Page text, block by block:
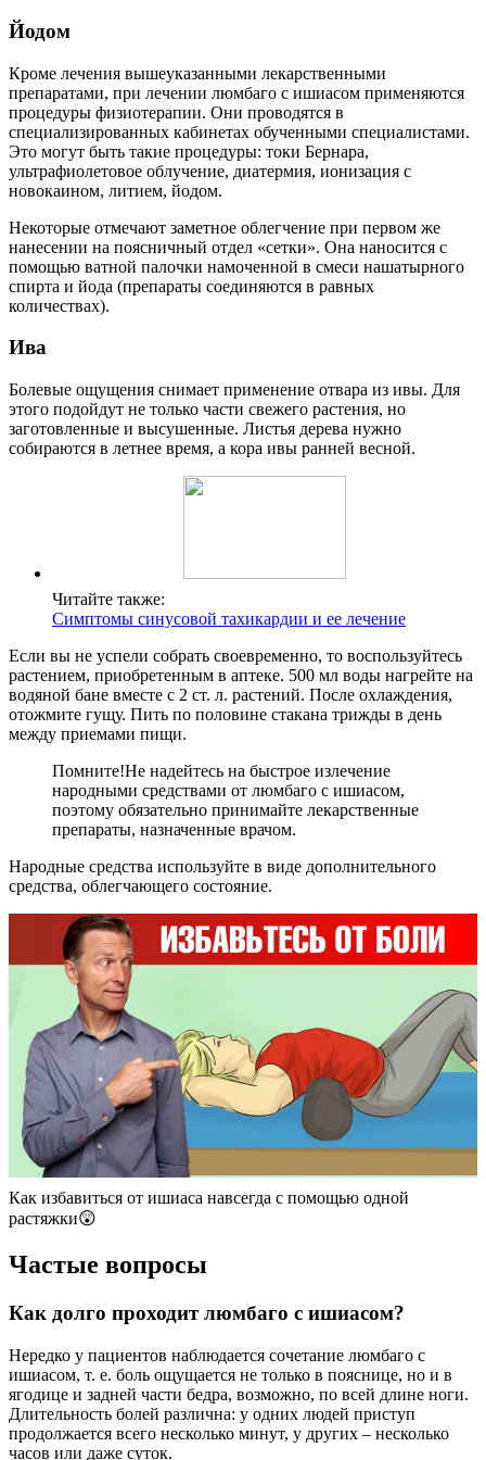
Йодом
Кроме лечения вышеуказанными лекарственными
препаратами, при лечении люмбаго с ишиасом применяются
процедуры физиотерапии. Они проводятся в
специализированных кабинетах обученными специалистами.
Это могут быть такие процедуры: токи Бернара,
ультрафиолетовое облучение, диатермия, ионизация с
новокаином, литием, йодом.
Некоторые отмечают заметное облегчение при первом же
нанесении на поясничный отдел «сетки». Она наносится с
помощью ватной палочки намоченной в смеси нашатырного
спирта и йода (препараты соединяются в равных
количествах).
Ива
Болевые ощущения снимает применение отвара из ивы. Для
этого подойдут не только части свежего растения, но
заготовленные и высушенные. Листья дерева нужно
собираются в летнее время, а кора ивы ранней весной.
Читайте также:
Симптомы синусовой тахикардии и ее лечение
Если вы не успели собрать своевременно, то воспользуйтесь
растением, приобретенным в аптеке. 500 мл воды нагрейте на
водяной бане вместе с 2 ст. л. растений. После охлаждения,
отожмите гущу. Пить по половине стакана трижды в день
между приемами пищи.
Помните!Не надейтесь на быстрое излечение
народными средствами от люмбаго с ишиасом,
поэтому обязательно принимайте лекарственные
препараты, назначенные врачом.
Народные средства используйте в виде дополнительного
средства, облегчающего состояние.
Как избавиться от ишиаса навсегда с помощью одной
растяжки😲
Частые вопросы
Как долго проходит люмбаго с ишиасом?
Нередко у пациентов наблюдается сочетание люмбаго с
ишиасом, т. е. боль ощущается не только в пояснице, но и в
ягодице и задней части бедра, возможно, по всей длине ноги.
Длительность болей различна: у одних людей приступ
продолжается всего несколько минут, у других – несколько
часов или даже суток.